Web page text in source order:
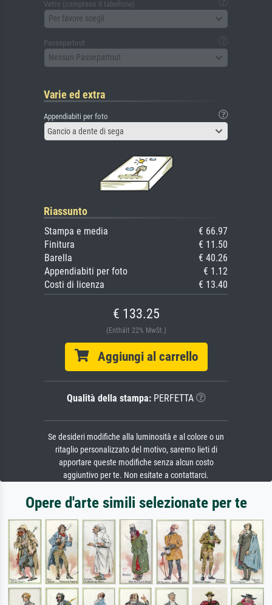
Vetro (compreso il tabellone)
Per favore scegli
Passepartout
Nessun Passepartout
Varie ed extra
Appendiabiti per foto
Gancio a dente di sega
Riassunto
Stampa e media
€ 66.97
Finitura
€ 11.50
Barella
€ 40.26
Appendiabiti per foto
€ 1.12
Costi di licenza
€ 13.40
€ 133.25
(Enthält 22% MwSt.)
Aggiungi al carrello
Qualità della stampa:PERFETTA
Se desideri modifiche alla luminosità e al colore o un
ritaglio personalizzato del motivo, saremo lieti di
apportare queste modifiche senza alcun costo
aggiuntivo per te. Non esitate a contattarci.
Opere d'arte simili selezionate per te